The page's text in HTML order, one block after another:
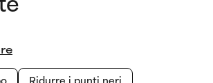
Ridurre i punti neri